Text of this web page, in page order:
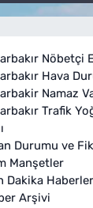
Nöbetçi
Hava
Namaz
Trafik
Durumu ve
Manşetler
Dakika
Arşivi